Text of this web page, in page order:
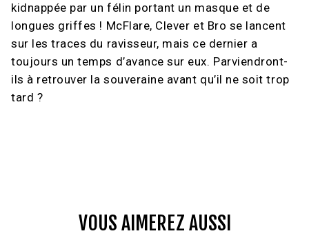
kidnappée par un félin portant un masque et de
longues griffes ! McFlare, Clever et Bro se lancent
sur les traces du ravisseur, mais ce dernier a
toujours un temps d’avance sur eux. Parviendront-
ils à retrouver la souveraine avant qu’il ne soit trop
tard ?
VOUS AIMEREZ AUSSI